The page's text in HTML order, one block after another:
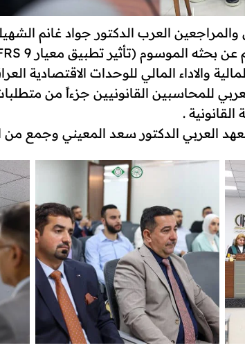
العرب الدكتور جواد غانم
والاداء المالي للوحدات الاقتصادية
للمحاسبين القانونيين جزءاً من
.
العربي الدكتور سعد المعيني وجمع من